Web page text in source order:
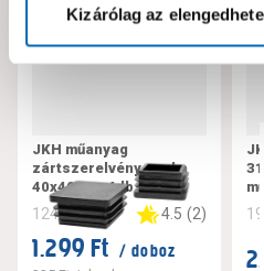
Kizárólag az
JKH műanyag
zártszerelvény sapka
40x40mm, 4db
124221 4.5 (2)
1.299 Ft / doboz